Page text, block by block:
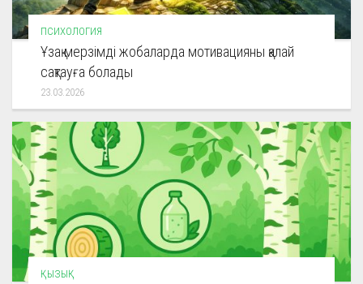
ПСИХОЛОГИЯ
Ұзақ мерзімді жобаларда мотивацияны қалай
сақтауға болады
23.03.2026
ҚЫЗЫҚ